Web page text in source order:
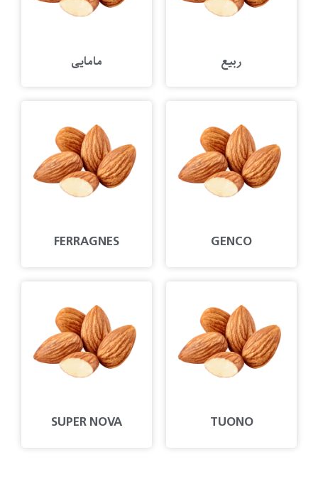
ربیع مامایی
GENCO
FERRAGNES
TUONO
SUPER NOVA